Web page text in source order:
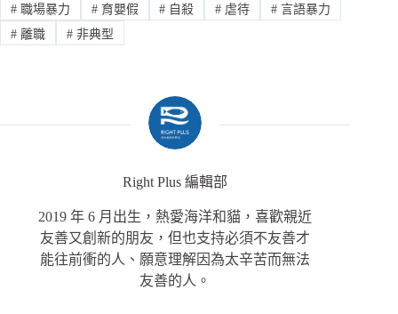
#職場暴力 #育嬰假 # 自殺 # 虐待 # 言語暴力
#離職 #非典型
Right Plus 編輯部
2019 年 6 月出生，熱愛海洋和貓，喜歡親近
友善又創新的朋友，但也支持必須不友善才
能往前衝的人、願意理解因為太辛苦而無法
友善的人。